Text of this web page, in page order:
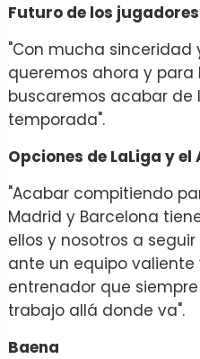
Futuro de los jugadores
"Con mucha sinceridad
queremos ahora y para
buscaremos acabar de
temporada".
Opciones de LaLiga y el
"Acabar compitiendo
Madrid y Barcelona
ellos y nosotros a
ante un equipo
entrenador que
trabajo allá donde va".
Baena